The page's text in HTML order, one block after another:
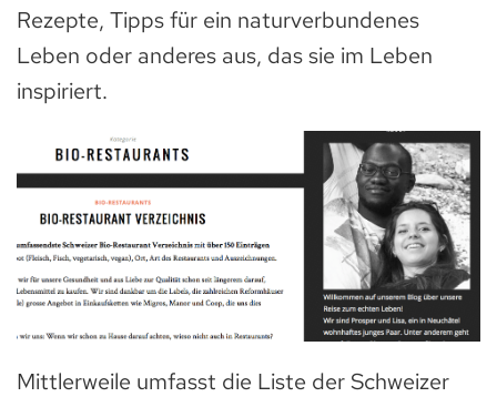
Rezepte, Tipps für ein naturverbundenes
Leben oder anderes aus, das sie im Leben
inspiriert.
Mittlerweile umfasst die Liste der Schweizer